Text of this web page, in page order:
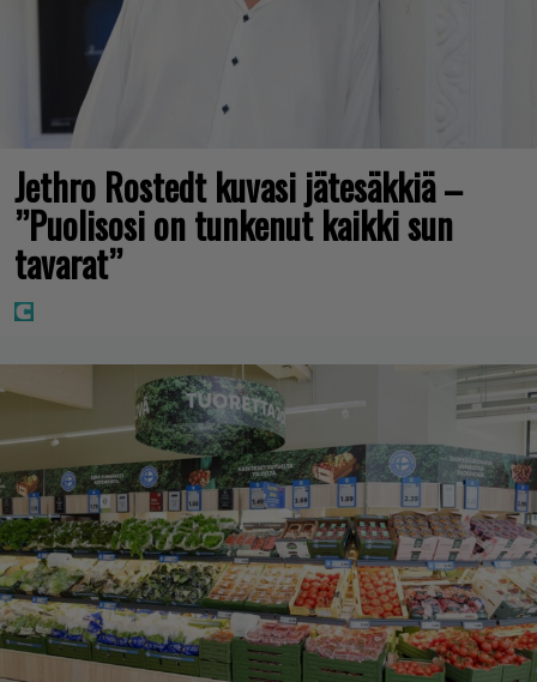
Jethro Rostedt kuvasi jätesäkkiä –
”Puolisosi on tunkenut kaikki sun
tavarat”